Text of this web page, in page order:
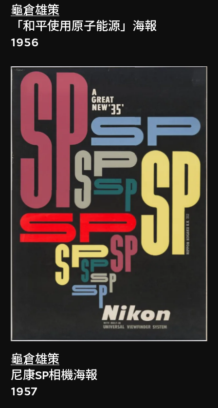
龜倉雄策
「和平使用原子能源」海報
1956
龜倉雄策
尼康SP相機海報
1957